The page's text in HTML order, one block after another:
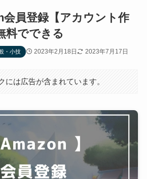
会員登録【アカウント作
料でできる
・小技 2023年2月18日 2023年7月17日
には広告が含まれています。